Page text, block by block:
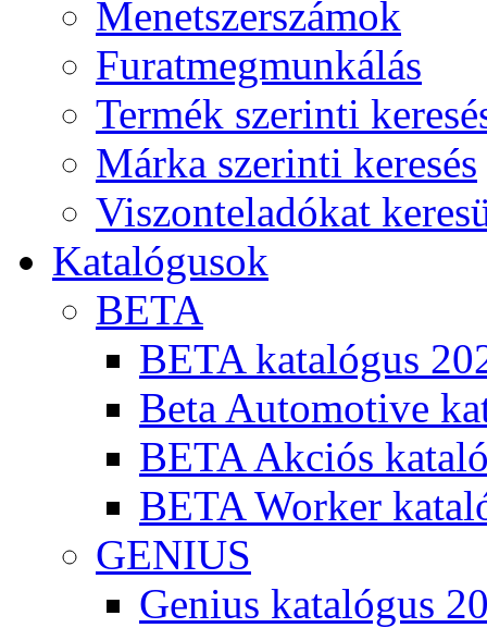
Menetszerszámok
Furatmegmunkálás
Termék szerinti
Márka szerinti keresés
Viszonteladókat
Katalógusok
BETA
BETA katalógus
Beta Automotive
BETA Akciós
BETA Worker
GENIUS
Genius katalógus